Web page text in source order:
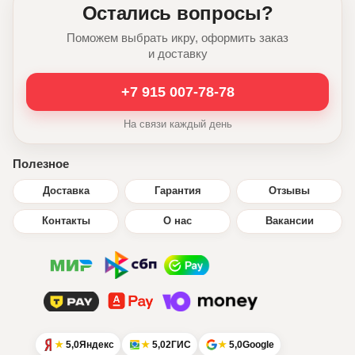
Остались вопросы?
Поможем выбрать икру, оформить заказ
и доставку
+7 915 007-78-78
На связи каждый день
Полезное
Доставка Гарантия Отзывы
Контакты О нас Вакансии
5,0Яндекс 5,02ГИС 5,0Google